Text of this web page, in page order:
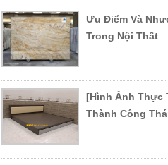
Ưu Điểm Và
Trong Nội Thất
[Hình Ảnh Thực
Thành Công